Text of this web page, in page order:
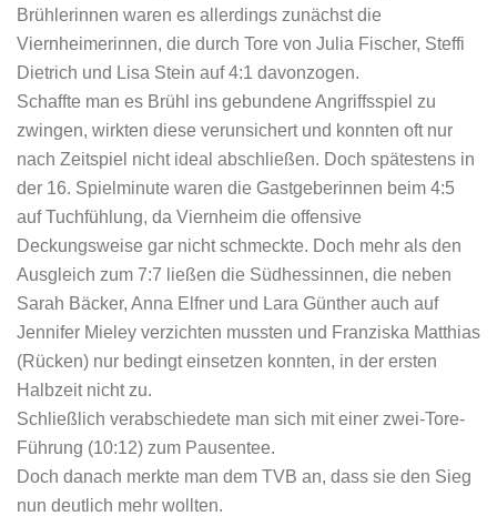
Brühlerinnen waren es allerdings zunächst die
Viernheimerinnen, die durch Tore von Julia Fischer, Steffi
Dietrich und Lisa Stein auf 4:1 davonzogen.
Schaffte man es Brühl ins gebundene Angriffsspiel zu
zwingen, wirkten diese verunsichert und konnten oft nur
nach Zeitspiel nicht ideal abschließen. Doch spätestens in
der 16. Spielminute waren die Gastgeberinnen beim 4:5
auf Tuchfühlung, da Viernheim die offensive
Deckungsweise gar nicht schmeckte. Doch mehr als den
Ausgleich zum 7:7 ließen die Südhessinnen, die neben
Sarah Bäcker, Anna Elfner und Lara Günther auch auf
Jennifer Mieley verzichten mussten und Franziska Matthias
(Rücken) nur bedingt einsetzen konnten, in der ersten
Halbzeit nicht zu.
Schließlich verabschiedete man sich mit einer zwei-Tore-
Führung (10:12) zum Pausentee.
Doch danach merkte man dem TVB an, dass sie den Sieg
nun deutlich mehr wollten.